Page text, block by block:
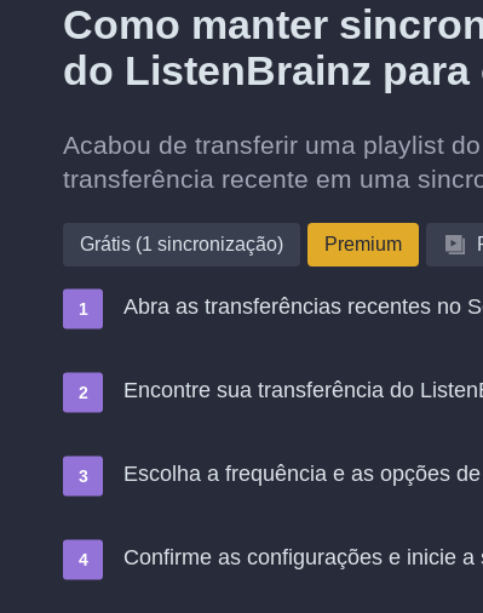
Como manter
do ListenBrainz para
Acabou de transferir uma playlist
transferência recente em uma
Grátis (1 sincronização) Premium
Abra as transferências recentes no
Encontre sua transferência do
Escolha a frequência e as opções
Confirme as configurações e inicie